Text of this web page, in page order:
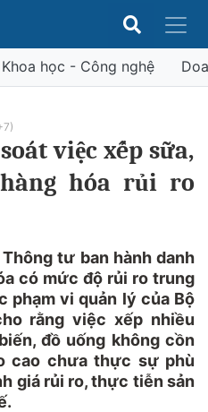
Khoa học - Công nghệ
việc xếp sữa,
hóa rủi ro
tư ban hành danh
có mức độ rủi ro trung
phạm vi quản lý của Bộ
rằng việc xếp nhiều
đồ uống không cồn
cao chưa thực sự phù
giá rủi ro, thực tiễn sản